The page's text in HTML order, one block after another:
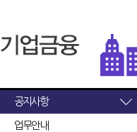
공지사항
업무안내